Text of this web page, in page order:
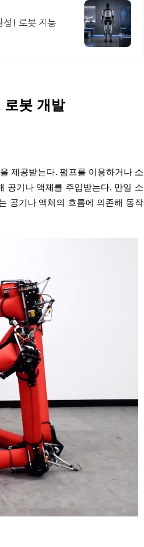
성! 로봇 지능
로봇 개발
제공받는다. 펌프를 이용하거나 소
공기나 액체를 주입받는다. 만일 소
공기나 액체의 흐름에 의존해 동작